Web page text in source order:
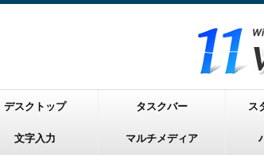
デスクトップ タスクバー ス
文字入力 マルチメディア